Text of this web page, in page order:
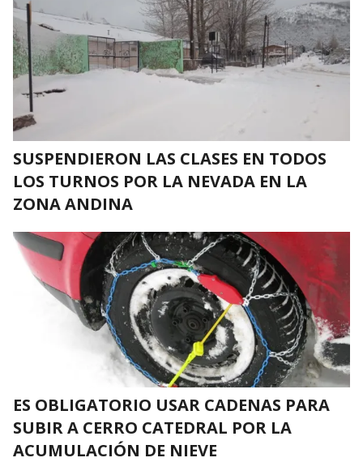
SUSPENDIERON LAS CLASES EN TODOS
LOS TURNOS POR LA NEVADA EN LA
ZONA ANDINA
ES OBLIGATORIO USAR CADENAS PARA
SUBIR A CERRO CATEDRAL POR LA
ACUMULACIÓN DE NIEVE